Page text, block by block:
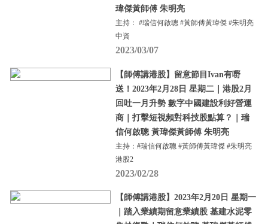
瑋傑黃師傅 朱明亮
主持： #瑞信何啟聰 #黃師傅黃瑋傑 #朱明亮
中資
2023/03/07
【師傅講港股】留意節目Ivan有嘢
送！2023年2月28日 星期二｜港股2月
回吐一月升勢 數字中國建設利好營運
商｜打擊短視頻對科技股點算？｜瑞
信何啟聰 黃瑋傑黃師傅 朱明亮
主持：#瑞信何啟聰 #黃師傅黃瑋傑 #朱明亮
港股2
2023/02/28
【師傅講港股】2023年2月20日 星期一
｜踏入業績期留意業績股 基建水泥零